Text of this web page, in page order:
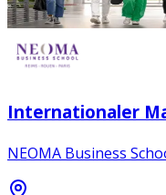
Internationaler
NEOMA Business